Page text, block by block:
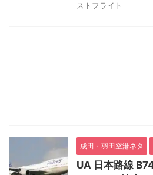
ストフライト
成田・羽田空港ネタ
UA 日本路線